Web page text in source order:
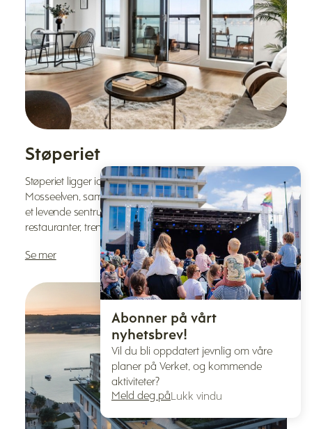
Abonner på vårt
nyhetsbrev!
Vil du bli oppdatert jevnlig om våre
planer på Verket, og kommende
aktiviteter?
Meld deg påLukk vindu
Støperiet
Støperiet ligger idyllisk til rett ved både sjøen og
Mosseelven, samtidig som det har umiddelbar nærhet til
et levende sentrum med blant annet butikker,
restauranter, treningssentre, cafeer og kulturtilbud.
Se mer